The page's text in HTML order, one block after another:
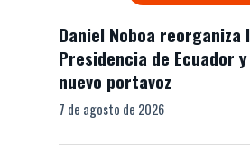
Daniel Noboa reorganiza
Presidencia de Ecuador
nuevo portavoz
7 de agosto de 2026